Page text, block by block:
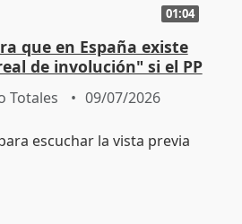
01:04
que en España existe
de involución" si el PP
Totales 09/07/2026